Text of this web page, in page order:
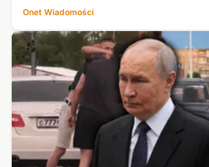
Ukrainie pocisków do systemu Patriot —
Onet Wiadomości